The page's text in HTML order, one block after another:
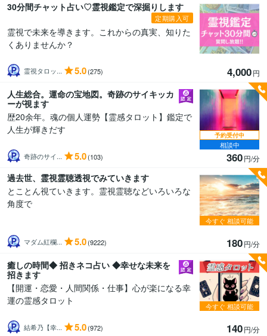
30分間チャット占い♡霊視鑑定で深掘りします
定期購入可
霊視で未来を導きます。これからの真実、知りた
くありませんか？
霊視タロッ... 5.0(275) 4,000円
人生総合。運命の宝地図。奇跡のサイキッカ
ーが視ます
歴20余年。魂の個人運勢【霊感タロット】鑑定で
人生が輝きだす
奇跡のサイ... 5.0(103) 360円/分
予約受付中
相談中
過去世、霊視霊聴透視でみていきます
とことん視ていきます。霊視霊聴などいろいろな
角度で
マダム紅欄... 5.0(9222) 180円/分
今すぐ 相談可能
癒しの時間◆ 招きネコ占い ◆幸せな未来を
招きます
【開運・恋愛・人間関係・仕事】心が楽になる幸
運の霊感タロット
結希乃【幸... 5.0(972) 140円/分
今すぐ 相談可能